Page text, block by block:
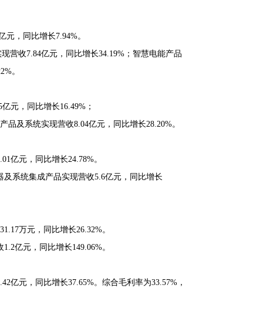
元，同比增长7.94%。
营收7.84亿元，同比增长34.19%；智慧电能产品
。
元，同比增长16.49%；
及系统实现营收8.04亿元，同比增长28.20%。
亿元，同比增长24.78%。
系统集成产品实现营收5.6亿元，同比增长
万元，同比增长26.32%。
亿元，同比增长149.06%。
亿元，同比增长37.65%。综合毛利率为33.57%，